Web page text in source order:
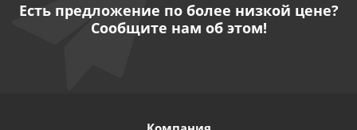
Есть предложение по более низкой цене?
Сообщите нам об этом!